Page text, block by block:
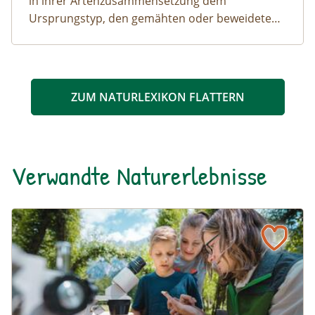
Ursprungstyp, den gemähten oder beweideten
ZUM NATURLEXIKON FLATTERN
Verwandte Naturerlebnisse